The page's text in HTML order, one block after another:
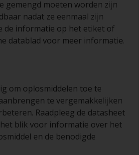
geschikte bak of pot, zodat u
als de haren aan elkaar
vanwege droging of
verf.
is de verf te dun of u brengt te
rechtstreeks uit het blik, want
vuil overhevelen en kan verf
als gevolg van
het oplosmiddel. Giet de
gemengd moeten worden zijn
nadat ze eenmaal zijn
de informatie op het etiket of
datablad voor meer informatie.
om oplosmiddelen toe te
te vergemakkelijken
Raadpleeg de datasheet
blik voor informatie over het
en de benodigde